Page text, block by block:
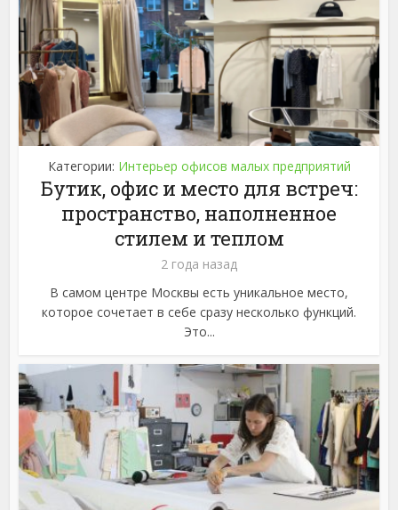
Категории: Интерьер офисов малых предприятий
Бутик, офис и место для встреч:
пространство, наполненное
стилем и теплом
2 года назад
В самом центре Москвы есть уникальное место,
которое сочетает в себе сразу несколько функций.
Это...